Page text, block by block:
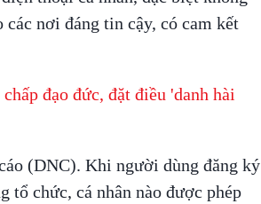
nơi đáng tin cậy, có cam kết
đạo đức, đặt điều 'danh hài
(DNC). Khi người dùng đăng ký
tổ chức, cá nhân nào được phép